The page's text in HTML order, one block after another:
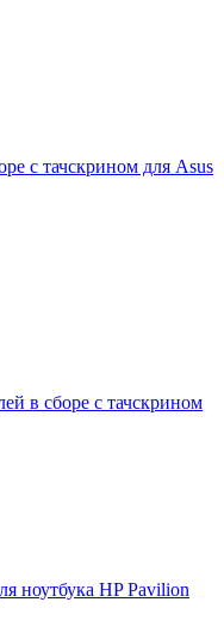
с тачскрином для Asus
в сборе с тачскрином
ноутбука HP Pavilion